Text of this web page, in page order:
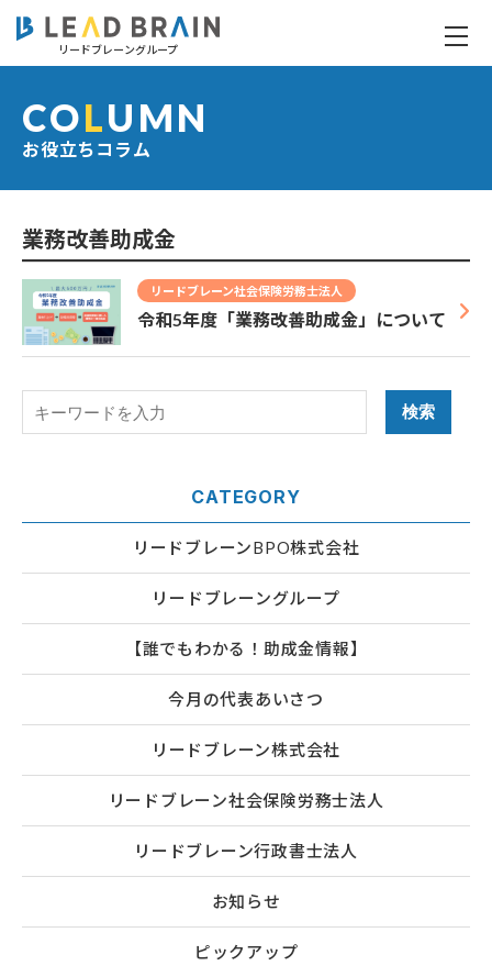
リードブレーングループ
お役立ちコラム
COLUMN
業務改善助成金
リードブレーン社会保険労務士法人
令和5年度「業務改善助成金」について
CATEGORY
リードブレーンBPO株式会社
リードブレーングループ
【誰でもわかる！助成金情報】
今月の代表あいさつ
リードブレーン株式会社
リードブレーン社会保険労務士法人
リードブレーン行政書士法人
お知らせ
ピックアップ